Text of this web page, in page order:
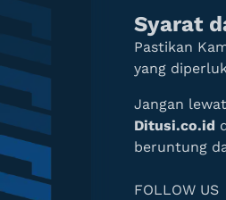
Syarat
Pastikan
yang
Jangan
Ditusi.co.id
beruntung
FOLLOW US